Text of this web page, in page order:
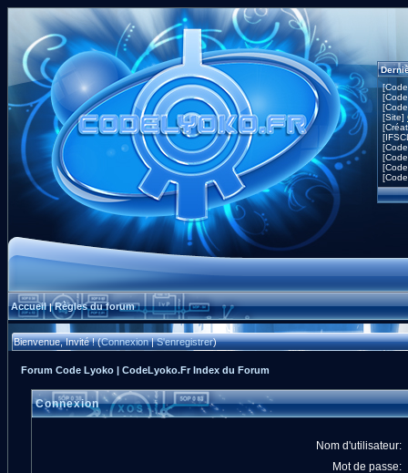
[Site]
Accueil|Règles du forum
Bienvenue, Invité ! (Connexion|S'enregistrer)
Forum Code Lyoko | CodeLyoko.Fr Index du Forum
Connexion
Nom d'utilisateur:
Mot de passe: